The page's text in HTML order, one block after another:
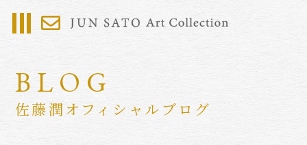
BLOG
佐藤潤オフィシャルブログ